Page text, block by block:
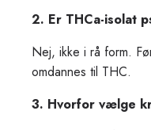
2. Er THCa-isolat
Nej, ikke i rå form.
omdannes til THC.
3. Hvorfor vælge